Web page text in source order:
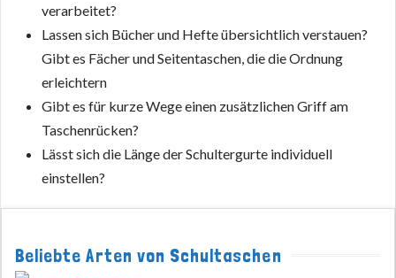
verarbeitet?
Lassen sich Bücher und Hefte übersichtlich verstauen?
Gibt es Fächer und Seitentaschen, die die Ordnung
erleichtern
Gibt es für kurze Wege einen zusätzlichen Griff am
Taschenrücken?
Lässt sich die Länge der Schultergurte individuell
einstellen?
Beliebte Arten von Schultaschen